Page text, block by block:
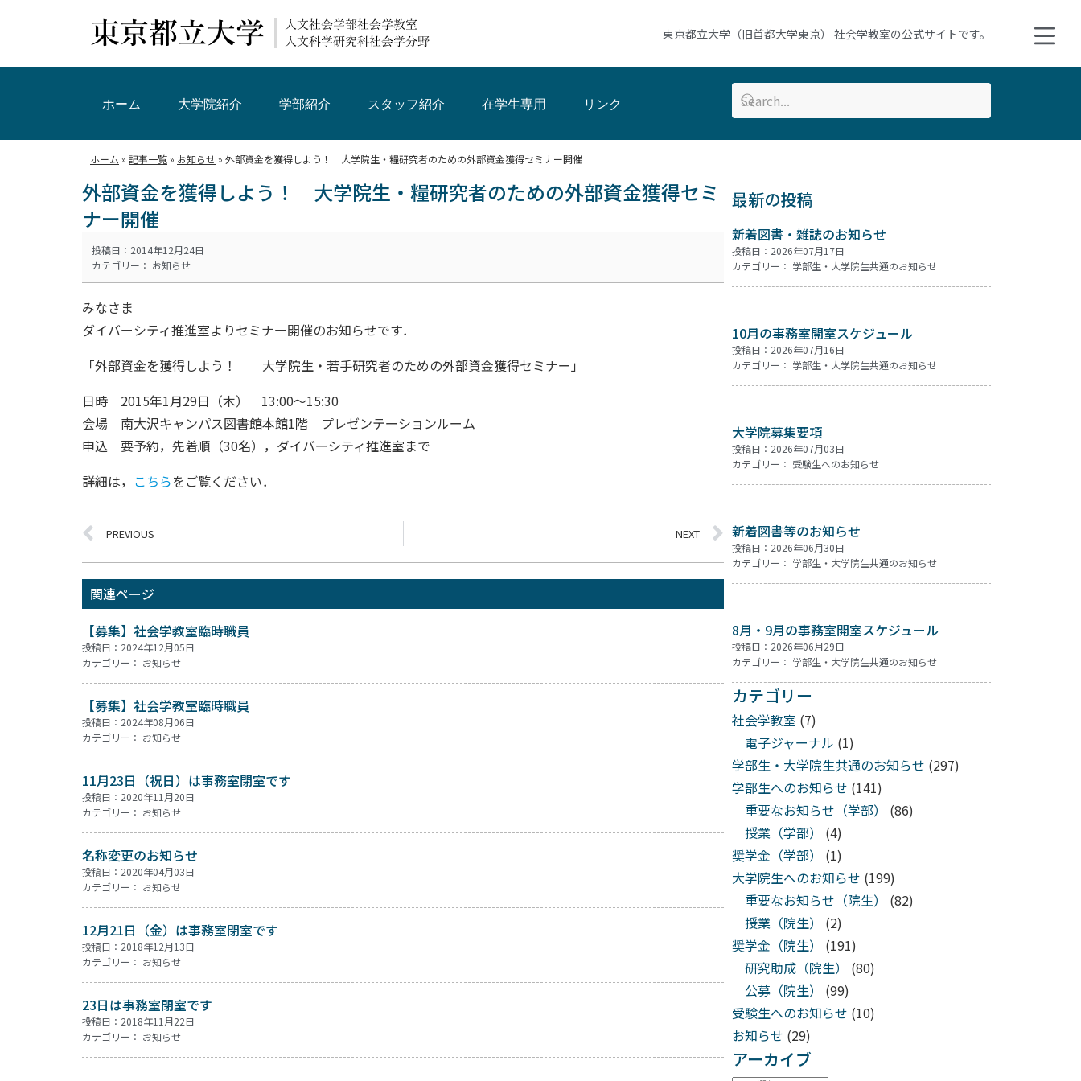
東京都立大学（旧首都大学東京） 社会学教室の公式サイトです。
ホーム 大学院紹介 学部紹介 スタッフ紹介 在学生専用 リンク
ホーム » 記事一覧 » お知らせ » 外部資金を獲得しよう！ 大学院生・糧研究者のための外部資金獲得セミナー開催
外部資金を獲得しよう！ 大学院生・糧研究者のための外部資金獲得セミ
ナー開催
投稿日：2014年12月24日
カテゴリー： お知らせ
みなさま
ダイバーシティ推進室よりセミナー開催のお知らせです．
「外部資金を獲得しよう！ 大学院生・若手研究者のための外部資金獲得セミナー」
日時 2015年1月29日（木） 13:00～15:30
会場 南大沢キャンパス図書館本館1階 プレゼンテーションルーム
申込 要予約，先着順（30名），ダイバーシティ推進室まで
詳細は， こちらをご覧ください．
PREVIOUS NEXT
関連ページ
【募集】社会学教室臨時職員
投稿日：2024年12月05日
カテゴリー： お知らせ
【募集】社会学教室臨時職員
投稿日：2024年08月06日
カテゴリー： お知らせ
11月23日（祝日）は事務室閉室です
投稿日：2020年11月20日
カテゴリー： お知らせ
名称変更のお知らせ
投稿日：2020年04月03日
カテゴリー： お知らせ
12月21日（金）は事務室閉室です
投稿日：2018年12月13日
カテゴリー： お知らせ
23日は事務室閉室です
投稿日：2018年11月22日
カテゴリー： お知らせ
最新の投稿
新着図書・雑誌のお知らせ
投稿日：2026年07月17日
カテゴリー： 学部生・大学院生共通のお知らせ
10月の事務室開室スケジュール
投稿日：2026年07月16日
カテゴリー： 学部生・大学院生共通のお知らせ
大学院募集要項
投稿日：2026年07月03日
カテゴリー： 受験生へのお知らせ
新着図書等のお知らせ
投稿日：2026年06月30日
カテゴリー： 学部生・大学院生共通のお知らせ
8月・9月の事務室開室スケジュール
投稿日：2026年06月29日
カテゴリー： 学部生・大学院生共通のお知らせ
カテゴリー
社会学教室 (7)
電子ジャーナル (1)
学部生・大学院生共通のお知らせ (297)
学部生へのお知らせ (141)
重要なお知らせ（学部）
(86)
授業（学部）
(4)
奨学金（学部）
(1)
大学院生へのお知らせ (199)
重要なお知らせ（院生）
(82)
授業（院生）
(2)
奨学金（院生）
(191)
研究助成（院生）
(80)
公募（院生）
(99)
受験生へのお知らせ (10)
お知らせ (29)
アーカイブ